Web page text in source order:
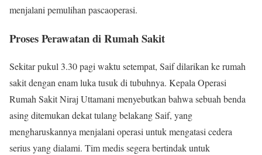
menjalani pemulihan pascaoperasi.
Proses Perawatan di Rumah Sakit
Sekitar pukul 3.30 pagi waktu setempat, Saif dilarikan ke rumah
sakit dengan enam luka tusuk di tubuhnya. Kepala Operasi
Rumah Sakit Niraj Uttamani menyebutkan bahwa sebuah benda
asing ditemukan dekat tulang belakang Saif, yang
mengharuskannya menjalani operasi untuk mengatasi cedera
serius yang dialami. Tim medis segera bertindak untuk